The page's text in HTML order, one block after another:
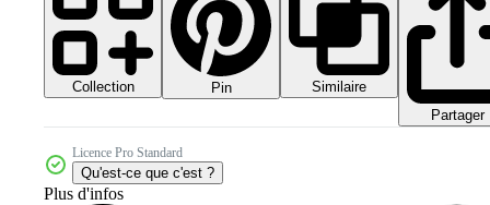
Collection Pin
Similaire
Partager
Licence Pro Standard
Qu'est-ce que c'est ?
Plus d'infos